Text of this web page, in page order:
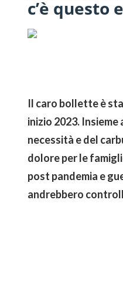
c’è questo
Il caro bollette è
inizio 2023.
necessità e del
dolore per le
post pandemia e
andrebbero